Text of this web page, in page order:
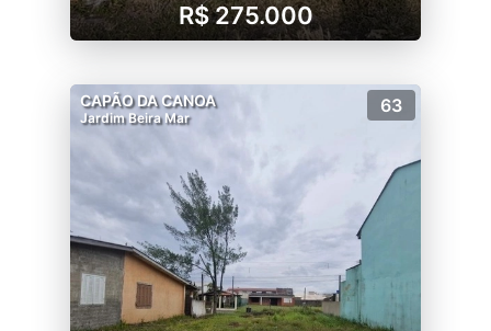
R$ 275.000
CAPÃO DA CANOA
Jardim Beira Mar
63